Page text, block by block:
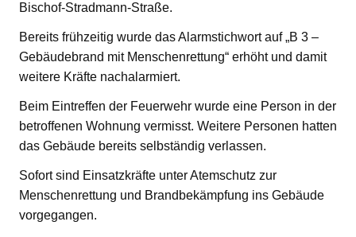
Bischof-Stradmann-Straße.
Bereits frühzeitig wurde das Alarmstichwort auf „B 3 –
Gebäudebrand mit Menschenrettung“ erhöht und damit
weitere Kräfte nachalarmiert.
Beim Eintreffen der Feuerwehr wurde eine Person in der
betroffenen Wohnung vermisst. Weitere Personen hatten
das Gebäude bereits selbständig verlassen.
Sofort sind Einsatzkräfte unter Atemschutz zur
Menschenrettung und Brandbekämpfung ins Gebäude
vorgegangen.